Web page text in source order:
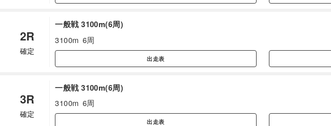
2R
確定
一般戦 3100m(6周)
3100m 6周
出走表
3R
確定
一般戦 3100m(6周)
3100m 6周
出走表